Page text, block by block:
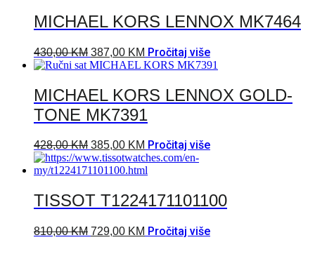
MICHAEL KORS LENNOX MK7464
430,00KM 387,00 KM Pročitaj više
MICHAEL KORS LENNOX GOLD-
TONE MK7391
428,00KM 385,00 KM Pročitaj više
TISSOT T1224171101100
810,00KM 729,00 KM Pročitaj više